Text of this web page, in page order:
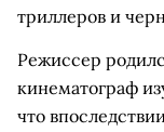
триллеров и
Режиссер
кинематограф
что